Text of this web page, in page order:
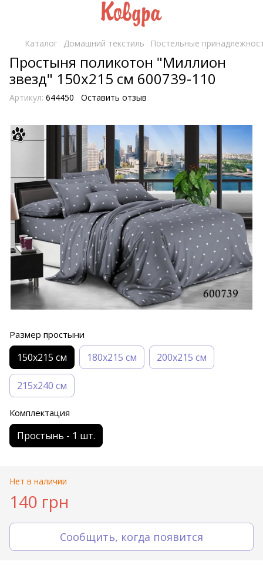
Каталог Домашний текстиль Постельные
Простыня поликотон "Миллион
звезд" 150х215 см 600739-110
Артикул: 644450 Оставить отзыв
Размер простыни
150х215 см 180х215 см 200х215 см
215х240 см
Комплектация
Простынь - 1 шт.
Нет в наличии
140 грн
Сообщить, когда появится